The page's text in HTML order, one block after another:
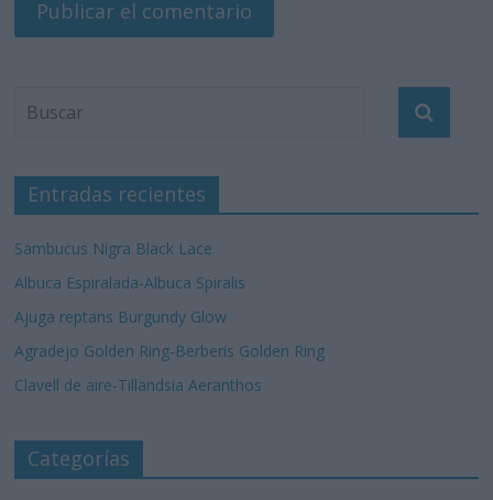
Entradas recientes
Sambucus Nigra Black Lace
Albuca Espiralada-Albuca Spiralis
Ajuga reptans Burgundy Glow
Agradejo Golden Ring-Berberis Golden Ring
Clavell de aire-Tillandsia Aeranthos
Categorías